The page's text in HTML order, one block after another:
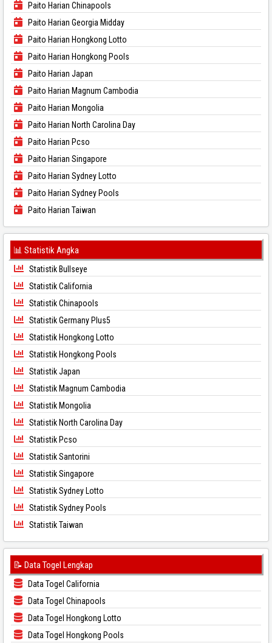
Paito Harian Chinapools
Paito Harian Georgia Midday
Paito Harian Hongkong Lotto
Paito Harian Hongkong Pools
Paito Harian Japan
Paito Harian Magnum Cambodia
Paito Harian Mongolia
Paito Harian North Carolina Day
Paito Harian Pcso
Paito Harian Singapore
Paito Harian Sydney Lotto
Paito Harian Sydney Pools
Paito Harian Taiwan
📊 Statistik Angka
Statistik Bullseye
Statistik California
Statistik Chinapools
Statistik Germany Plus5
Statistik Hongkong Lotto
Statistik Hongkong Pools
Statistik Japan
Statistik Magnum Cambodia
Statistik Mongolia
Statistik North Carolina Day
Statistik Pcso
Statistik Santorini
Statistik Singapore
Statistik Sydney Lotto
Statistik Sydney Pools
Statistik Taiwan
📝 Data Togel Lengkap
Data Togel California
Data Togel Chinapools
Data Togel Hongkong Lotto
Data Togel Hongkong Pools